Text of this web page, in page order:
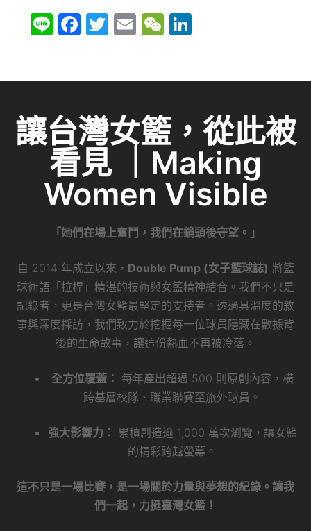
Li F
b
o
o
k
T
E
W
at
dI
n
讓台灣女籃，從此被
看見 ｜Making
Women Visible
「她們在場上奮鬥，我們在鏡頭後守望。」
自 2014 年成立以來， Double Pump (女子籃球誌) 將籃
球術語「拉桿」精湛的技術與女籃精神結合。我們不只是
記錄者，更是台灣女籃最堅定的支持者。透過具溫度的敘
事與深度採訪，我們致力於挖掘每一位球員隱藏在數據背
後的生命故事，讓這份熱血不再被冷落。
全方位覆蓋： 每年產出超過 500 則原創內容，橫
跨基層校隊、職業聯賽至旅外球員。
強大影響力：
累積創造逾 1,000 萬次瀏覽，讓女籃
的精彩跨越螢幕。
這不只是一場比賽，是一場關於力量與夢想的紀錄。讓我
們一起，力挺臺灣女籃！